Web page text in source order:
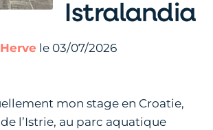
Istralandia
le 03/07/2026
mon stage en Croatie,
l’Istrie, au parc aquatique